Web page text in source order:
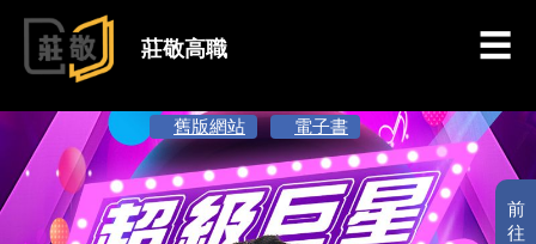
跳到主要內容
莊敬高職
前
往
舊版網站 電子書